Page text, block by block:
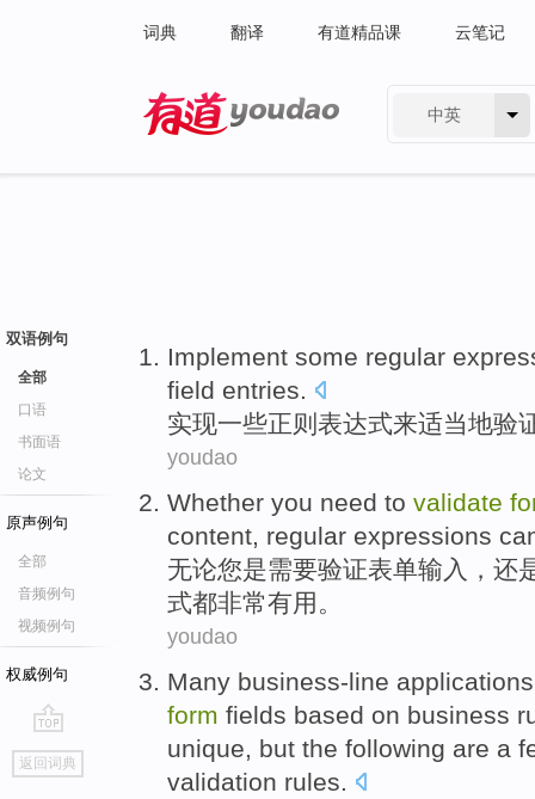
词典 翻译 有道精品课 云笔记
中英
双语例句
全部
口语
书面语
论文
原声例句
全部
音频例句
视频例句
权威例句
go
top
返回词典
Implement some regular
field entries.
实现一些正则 表达式来适当地验
youdao
Whether you need to validate
content, regular expressions
无论您是需要验证表单输入 ， 还
式都非常有用 。
youdao
Many business-line applications
form fields based on business
unique, but the following are a
validation rules.